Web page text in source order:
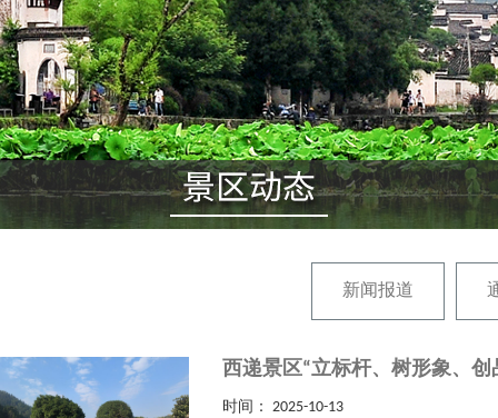
新闻报道
西递景区“立标杆、树形象、
时间： 2025-10-13